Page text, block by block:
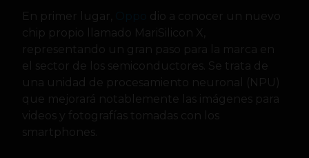
En primer lugar,
dio a conocer un nuevo
chip propio llamado MariSilicon X,
representando un gran paso para la marca en
el sector de los semiconductores. Se trata de
una unidad de procesamiento neuronal (NPU)
que mejorará notablemente las imágenes para
videos y fotografías tomadas con los
smartphones.